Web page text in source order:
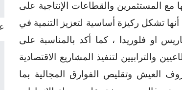
مع المستثمرين والقطاعات الإنتاجية على
أنها تشكل ركيزة أساسية لتعزيز التنمية في
او فلوريدا ، كما أكد بالمناسبة على
والترابيين لتنفيذ المشاريع الاقتصادية
العيش وتقليص الفوارق المجالية بما